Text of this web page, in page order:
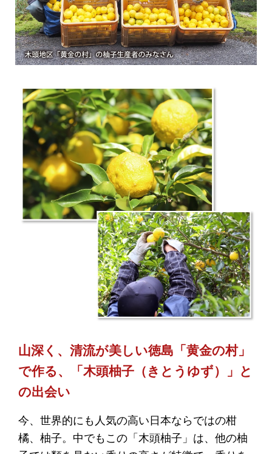
山深く、清流が美しい徳島「黄金の村」
で作る、「木頭柚子（きとうゆず）」と
の出会い
今、世界的にも人気の高い日本ならではの柑
橘、柚子。中でもこの「木頭柚子」は、他の柚